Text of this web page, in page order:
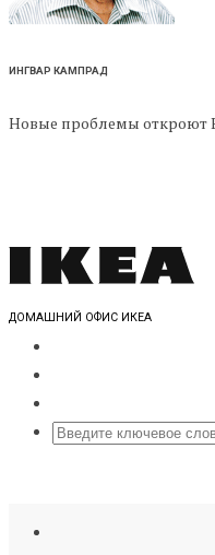
ИНГВАР КАМПРАД
Новые проблемы откроют
ДОМАШНИЙ ОФИС ИКЕА